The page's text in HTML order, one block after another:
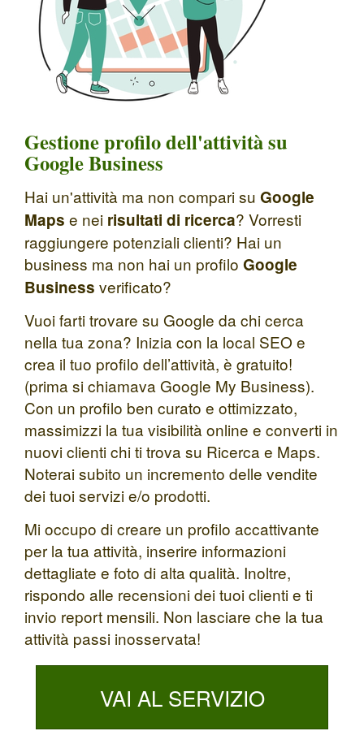
Gestione profilo dell'attività su
Google Business
Hai un'attività ma non compari su Google
Maps e nei risultati di ricerca? Vorresti
raggiungere potenziali clienti? Hai un
business ma non hai un profilo Google
Business verificato?
Vuoi farti trovare su Google da chi cerca
nella tua zona? Inizia con la local SEO e
crea il tuo profilo dell’attività, è gratuito!
(prima si chiamava Google My Business).
Con un profilo ben curato e ottimizzato,
massimizzi la tua visibilità online e converti in
nuovi clienti chi ti trova su Ricerca e Maps.
Noterai subito un incremento delle vendite
dei tuoi servizi e/o prodotti.
Mi occupo di creare un profilo accattivante
per la tua attività, inserire informazioni
dettagliate e foto di alta qualità. Inoltre,
rispondo alle recensioni dei tuoi clienti e ti
invio report mensili. Non lasciare che la tua
attività passi inosservata!
VAI AL SERVIZIO